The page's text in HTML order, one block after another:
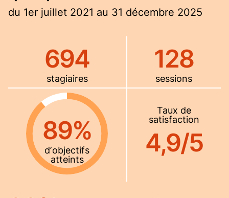
du 1er juillet 2021 au 31 décembre 2025
694
stagiaires
128
sessions
89%
dʼobjectifs
atteints
Taux de
satisfaction
4,9/5